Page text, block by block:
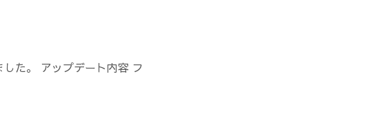
た。 アップデート内容 フ